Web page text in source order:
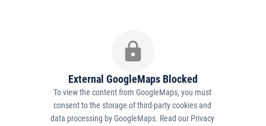
External GoogleMaps Blocked
To view the content from GoogleMaps, you must
consent to the storage of third-party cookies and
data processing by GoogleMaps. Read our Privacy